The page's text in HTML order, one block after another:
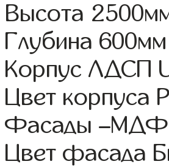
Высота
Глубина 600мм
Корпус ЛДСП
Цвет корпуса
Фасады –МДФ
Цвет фасада